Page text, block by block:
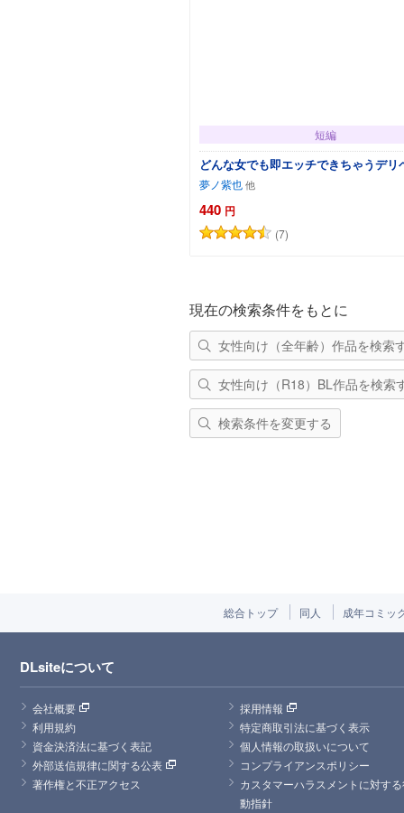
短編
どんな女でも即エッチできちゃうデリ
夢ノ紫也
440 円
(7)
現在の検索条件をもとに
女性向け（全年齢）作品を検索
女性向け（R18）BL作品を検索
検索条件を変更する
総合トップ 同人 成年コミッ
DLsiteについて
会社概要
採用情報
利用規約
特定商取引法に基づく表示
資金決済法に基づく表記
個人情報の取扱いについて
外部送信規律に関する公表
コンプライアンスポリシー
著作権と不正アクセス
カスタマーハラスメントに対す
動指針